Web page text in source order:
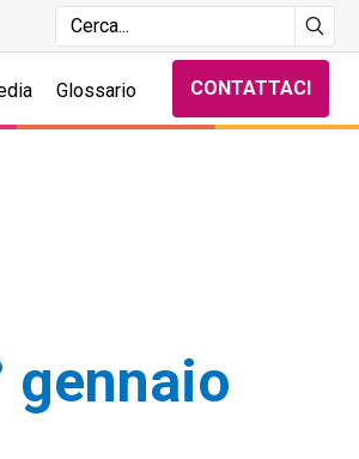
Glossario CONTATTACI
gennaio